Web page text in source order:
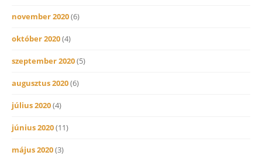
november 2020(6)
október 2020(4)
szeptember 2020(5)
augusztus 2020(6)
július 2020(4)
június 2020(11)
május 2020(3)